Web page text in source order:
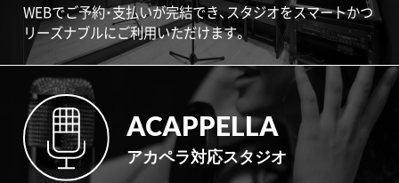
WEBでご予約・支払いが完結でき、スタジオをスマートかつ
リーズナブルにご利用いただけます。
ACAPPELLA
アカペラ対応スタジオ